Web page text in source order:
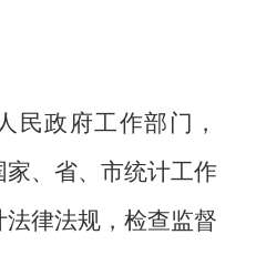
民政府工作部门，
、省、市统计工作
律法规，检查监督